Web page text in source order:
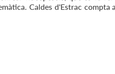
Caldes d'Estrac